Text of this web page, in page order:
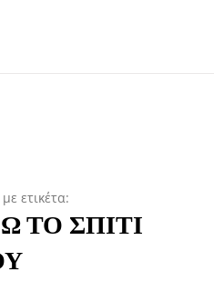
ετικέτα:
ΤΟ ΣΠΙΤΙ